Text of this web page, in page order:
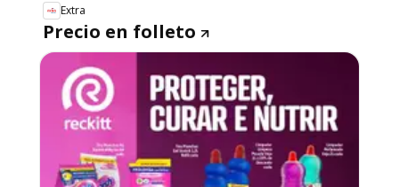
Extra
Precio en folleto